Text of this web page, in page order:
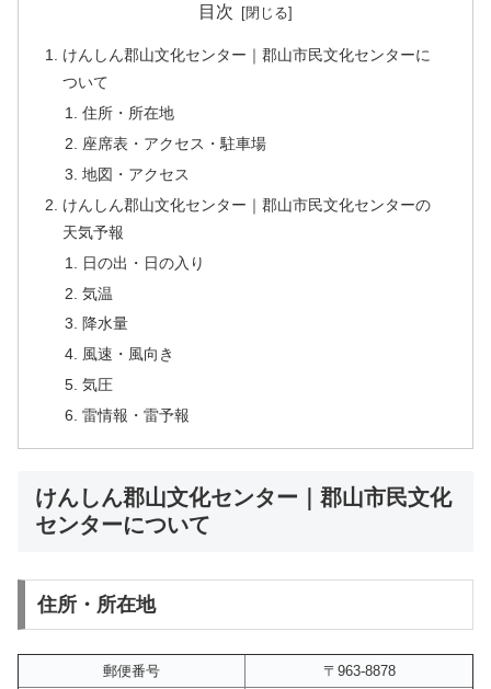
目次
けんしん郡山文化センター｜郡山市民文化センターに
ついて
住所・所在地
座席表・アクセス・駐車場
地図・アクセス
けんしん郡山文化センター｜郡山市民文化センターの
天気予報
日の出・日の入り
気温
降水量
風速・風向き
気圧
雷情報・雷予報
けんしん郡山文化センター｜郡山市民文化
センターについて
住所・所在地
郵便番号
〒963-8878